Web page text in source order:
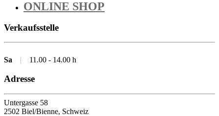
ONLINE SHOP
Verkaufsstelle
Sa | 11.00 - 14.00 h
Adresse
Untergasse 58
2502 Biel/Bienne, Schweiz